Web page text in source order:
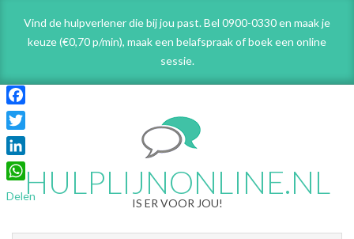
content
Vind de hulpverlener die bij jou past. Bel 0900-0330 en maak je
keuze (€0,70 p/min), maak een belafspraakof boek een online
sessie.
HULPLIJNONLINE.NL
IS ER VOOR JOU!
Facebook
Twitter
LinkedIn
WhatsApp
Delen